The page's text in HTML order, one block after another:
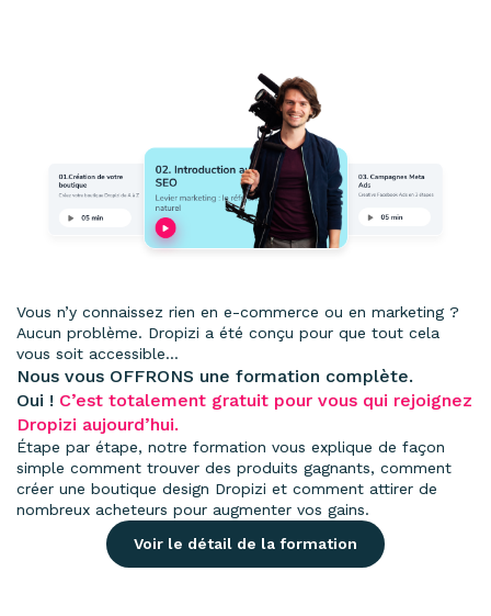
Vous n’y connaissez rien en e-commerce ou en marketing ?
Aucun problème. Dropizi a été conçu pour que tout cela
vous soit accessible…
Nous vous OFFRONS une formation complète.
Oui ! C’est totalement gratuit pour vous qui rejoignez
Dropizi aujourd’hui.
Étape par étape, notre formation vous explique de façon
simple comment trouver des produits gagnants, comment
créer une boutique design Dropizi et comment attirer de
nombreux acheteurs pour augmenter vos gains.
Voir le détail de la formation